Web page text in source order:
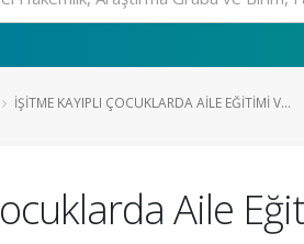
İŞITME KAYIPLI ÇOCUKLARDA AILE EĞITIMI V...
Aile